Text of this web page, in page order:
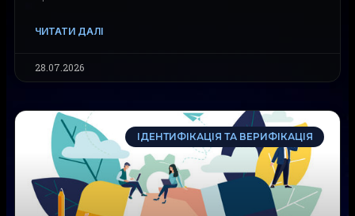
ЧИТАТИ ДАЛІ
28.07.2026
ІДЕНТИФІКАЦІЯ ТА ВЕРИФІКАЦІЯ